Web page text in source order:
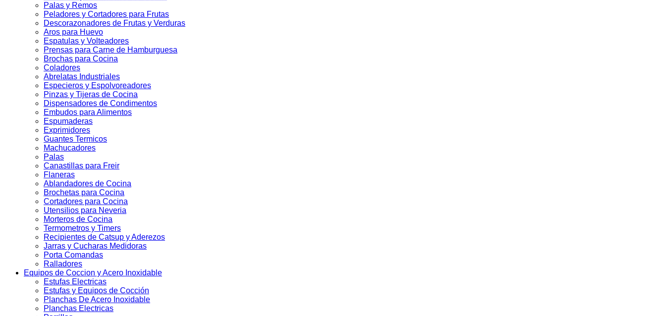
Palas y Remos
Peladores y Cortadores para Frutas
Descorazonadores de Frutas y Verduras
Aros para Huevo
Espatulas y Volteadores
Prensas para Carne de Hamburguesa
Brochas para Cocina
Coladores
Abrelatas Industriales
Especieros y Espolvoreadores
Pinzas y Tijeras de Cocina
Dispensadores de Condimentos
Embudos para Alimentos
Espumaderas
Exprimidores
Guantes Termicos
Machucadores
Palas
Canastillas para Freir
Flaneras
Ablandadores de Cocina
Brochetas para Cocina
Cortadores para Cocina
Utensilios para Neveria
Morteros de Cocina
Termometros y Timers
Recipientes de Catsup y Aderezos
Jarras y Cucharas Medidoras
Porta Comandas
Ralladores
Equipos de Coccion y Acero Inoxidable
Estufas Electricas
Estufas y Equipos de Cocción
Planchas De Acero Inoxidable
Planchas Electricas